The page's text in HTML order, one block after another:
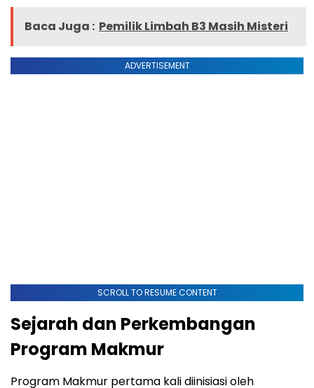
Baca Juga : Pemilik Limbah B3 Masih Misteri
ADVERTISEMENT
SCROLL TO RESUME CONTENT
Sejarah dan Perkembangan
Program Makmur
Program Makmur pertama kali diinisiasi oleh